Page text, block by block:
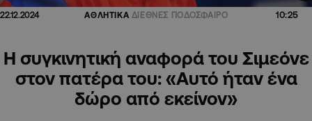
22.12.2024 ΑΘΛΗΤΙΚΑ ΔΙΕΘΝΕΣ ΠΟΔΟΣΦΑΙΡΟ 10:25
Η συγκινητική αναφορά του Σιμεόνε
στον πατέρα του: «Αυτό ήταν ένα
δώρο από εκείνον»